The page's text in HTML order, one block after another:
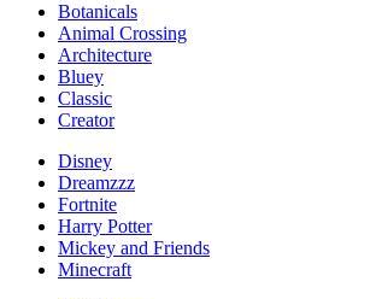
Botanicals
Animal Crossing
Architecture
Bluey
Classic
Creator
Disney
Dreamzzz
Fortnite
Harry Potter
Mickey and Friends
Minecraft